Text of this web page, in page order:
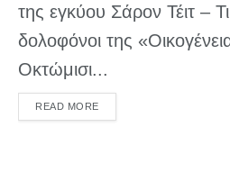
της εγκύου Σάρον Τέιτ –
δολοφόνοι της
Οκτώμισι...
READ MOREDETAILS